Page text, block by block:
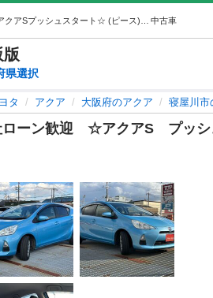
中古車
版
県選択
タ アクア 大阪府のアクア 寝屋川市
ローン歓迎 ☆アクアS プッシ